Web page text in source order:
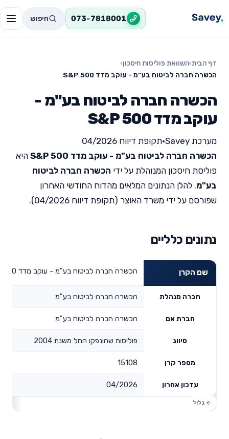
073-7818001 חיפוש
דף הבית›השוואת פוליסות חיסכון›
הכשרה חברה לביטוח בע"מ - עוקב מדד 500 S&P
הכשרה חברה לביטוח בע"מ -
עוקב מדד 500 S&P
מערכת Savey •תקופת דיווח 04/2026
הכשרה חברה לביטוח בע"מ - עוקב מדד 500 S&P
היא
פוליסת חיסכון המנוהלת על ידי הכשרה חברה לביטוח
בע"מ. להלן הנתונים המלאים מהדוח החודשי האחרון
שפורסם על ידי משרד האוצר (תקופת דיווח 04/2026).
נתונים כלליים
שם הקרן הכשרה חברה לביטוח בע"מ - עוקב מדד 500 S&P
חברה מנהלת הכשרה חברה לביטוח בע"מ
חברת אם הכשרה חברה לביטוח בע"מ
סיווג פוליסות שהונפקו החל משנת 2004
מספר קרן 15108
עדכון אחרון 04/2026